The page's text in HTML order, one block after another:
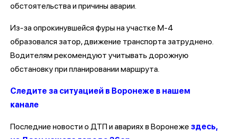
обстоятельства и причины аварии.
Из-за опрокинувшейся фуры на участке М-4
образовался затор, движение транспорта затруднено.
Водителям рекомендуют учитывать дорожную
обстановку при планировании маршрута.
Следите за ситуацией в Воронеже в нашем
канале
Последние новости о ДТП и авариях в Воронеже здесь,